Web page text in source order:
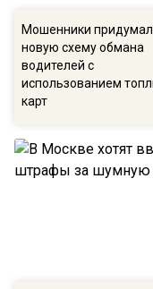
Мошенники
новую схему обмана
водителей с
использованием
карт